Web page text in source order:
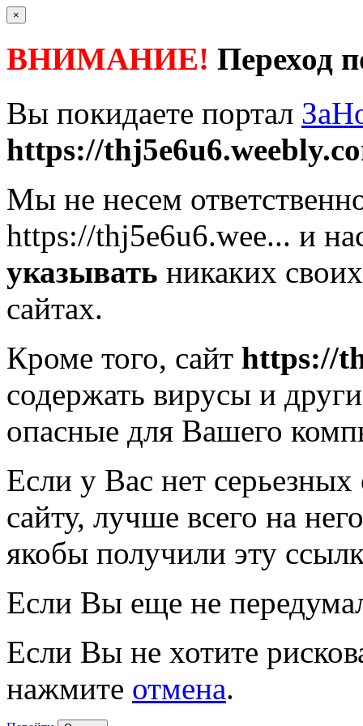
×
ВНИМАНИЕ! Переход
Вы покидаете портал
https://
Мы не несем
https://thj5e6u6.wee... и
указывать никаких
сайтах.
Кроме того, сайт https://
содержать вирусы и
опасные для Вашего
Если у Вас нет
сайту, лучше всего на
якобы получили эту
Если Вы еще не
Если Вы не хотите
нажмите отмена.